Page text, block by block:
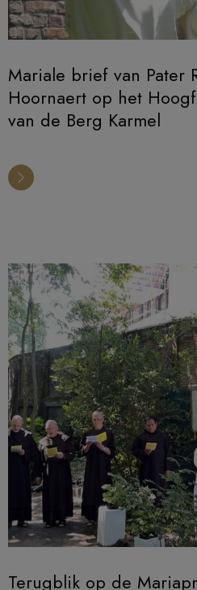
Mariale brief van Pater
Hoornaert op het
van de Berg Karmel
Terugblik op de